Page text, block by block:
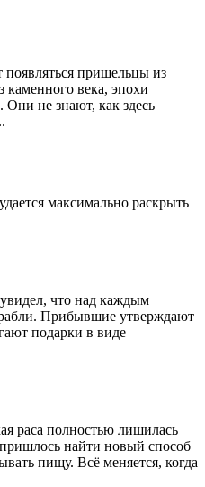
пришельцы из
века, эпохи
не знают, как здесь
максимально раскрыть
что над каждым
Прибывшие утверждают
подарки в виде
раса полностью лишилась
найти новый способ
пищу. Всё меняется, когда